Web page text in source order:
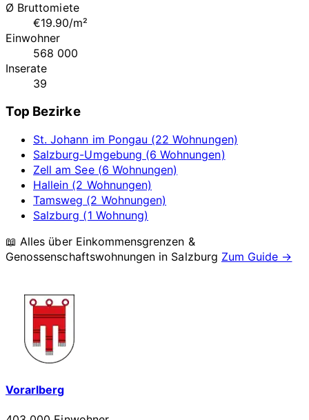
Ø Bruttomiete
€19.90/m²
Einwohner
568 000
Inserate
39
Top Bezirke
St. Johann im Pongau (22 Wohnungen)
Salzburg-Umgebung (6 Wohnungen)
Zell am See (6 Wohnungen)
Hallein (2 Wohnungen)
Tamsweg (2 Wohnungen)
Salzburg (1 Wohnung)
📖 Alles über Einkommensgrenzen &
Genossenschaftswohnungen in Salzburg Zum Guide →
Vorarlberg